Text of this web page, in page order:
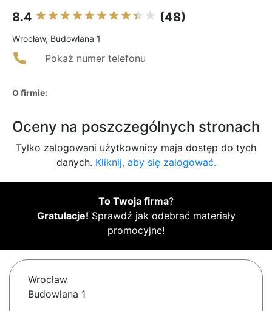
8.4 (48)
Wrocław, Budowlana 1
Pokaż numer telefonu
O firmie:
Oceny na poszczególnych stronach
Tylko zalogowani użytkownicy maja dostęp do tych
danych. Kliknij, aby się zalogować.
To Twoja firma?
Gratulacje! Sprawdź jak odebrać materiały
promocyjne!
Wrocław
Budowlana 1